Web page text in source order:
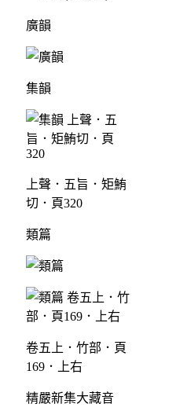
廣韻
集韻
上聲．五旨．矩鮪
切．頁320
類篇
卷五上．竹部．頁
169．上右
精嚴新集大藏音